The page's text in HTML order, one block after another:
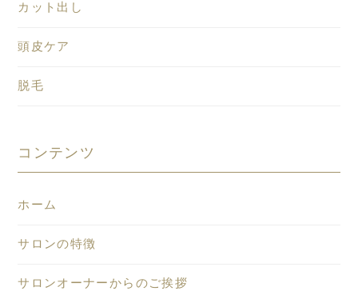
カット出し
頭皮ケア
脱毛
コンテンツ
ホーム
サロンの特徴
サロンオーナーからのご挨拶